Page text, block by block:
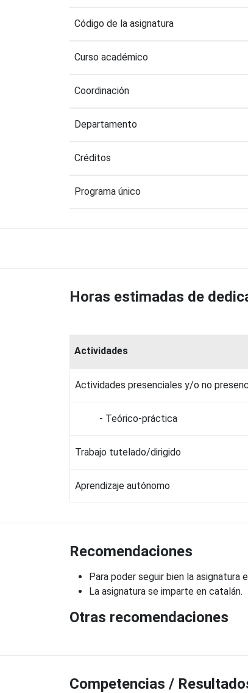
Código de la asignatura
Curso académico
Coordinación
Departamento
Créditos
Programa único
Horas estimadas de
Actividades
Actividades presenciales y/o no
- Teórico-práctica
Trabajo tutelado/dirigido
Aprendizaje autónomo
Recomendaciones
Para poder seguir bien la asignatura
La asignatura se imparte en catalán.
Otras recomendaciones
Competencias /